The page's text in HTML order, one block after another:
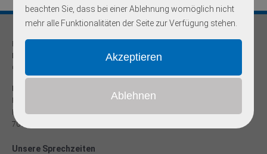
beachten Sie, dass bei einer Ablehnung womöglich nicht
mehr alle Funktionalitäten der Seite zur Verfügung stehen.
Praxis für
Humangenetik und Prävention
Onkogenetische Schwerpunktpraxis
Dr. med Robert Hering
Facharzt für Humangenetik
Reinsburgstr. 13
70178 Stuttgart
Unsere Sprechzeiten